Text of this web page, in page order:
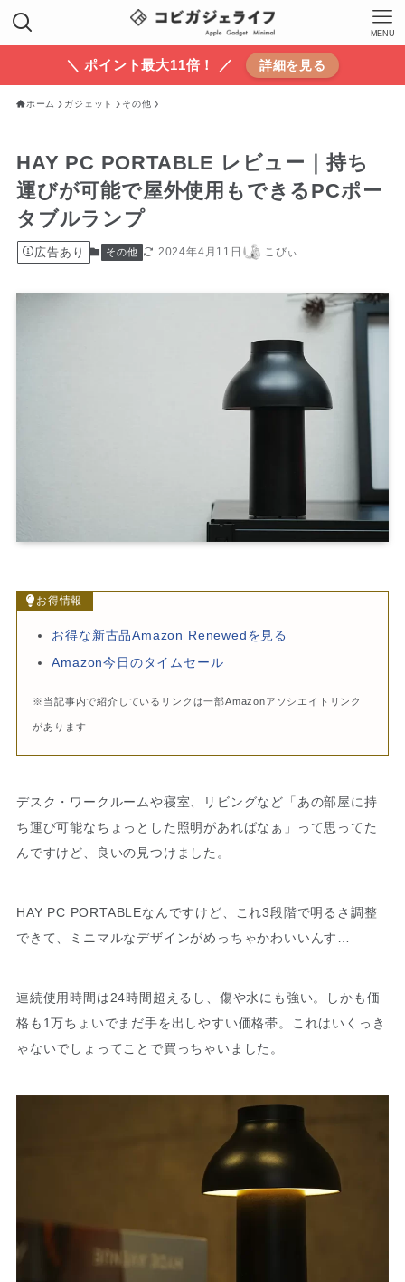
MENU
＼ ポイント最大11倍！ ／ 詳細を見る
ホーム ガジェット その他
HAY PC PORTABLE レビュー｜持ち
運びが可能で屋外使用もできるPCポー
タブルランプ
広告あり その他 2024年4月11日 こびぃ
お得情報
お得な新古品Amazon Renewedを見る
Amazon今日のタイムセール
※当記事内で紹介しているリンクは一部Amazonアソシエイトリンク
があります
デスク・ワークルームや寝室、リビングなど「あの部屋に持
ち運び可能なちょっとした照明があればなぁ」って思ってた
んですけど、良いの見つけました。
HAY PC PORTABLEなんですけど、これ3段階で明るさ調整
できて、ミニマルなデザインがめっちゃかわいいんす…
連続使用時間は24時間超えるし、傷や水にも強い。しかも価
格も1万ちょいでまだ手を出しやすい価格帯。これはいくっき
ゃないでしょってことで買っちゃいました。